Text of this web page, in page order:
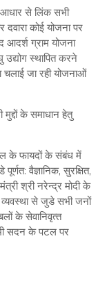
आधार से लिंक सभी
दवारा कोई योजना पर
आदर्श ग्राम योजना
स्थापित करने
जा रही योजनाओं
के समाधान हेतु
के फायदों के संबंध में
वैज्ञानिक, सुरक्षित,
श्री नरेन्‍द्र मोदी के
व्‍यवस्‍था से जुडे सभी जनों
के सेवानिवृत्‍त
भी सदन के पटल पर